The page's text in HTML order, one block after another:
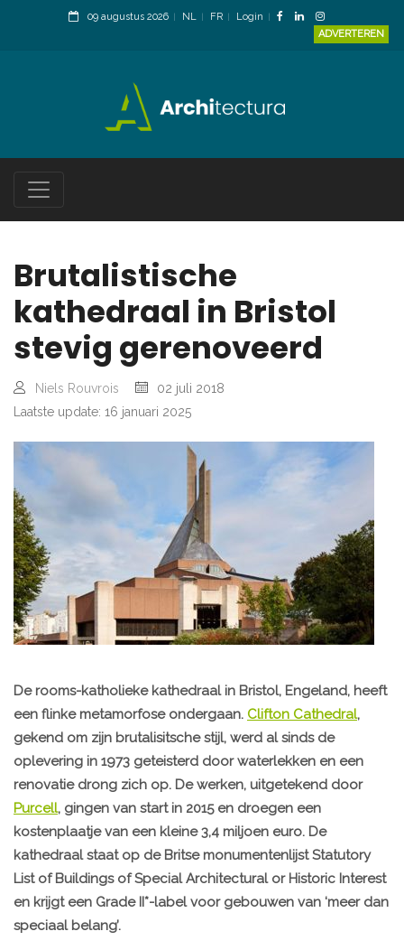
09 augustus 2026 NL FR
Login
ADVERTEREN
Brutalistische
kathedraal in Bristol
stevig gerenoveerd
Niels Rouvrois
02 juli 2018
Laatste update: 16 januari 2025
De rooms-katholieke kathedraal in Bristol, Engeland, heeft
een flinke metamorfose ondergaan. Clifton Cathedral,
gekend om zijn brutalisitsche stijl, werd al sinds de
oplevering in 1973 geteisterd door waterlekken en een
renovatie drong zich op. De werken, uitgetekend door
Purcell, gingen van start in 2015 en droegen een
kostenplaatje van een kleine 3,4 miljoen euro. De
kathedraal staat op de Britse monumentenlijst Statutory
List of Buildings of Special Architectural or Historic Interest
en krijgt een Grade II*-label voor gebouwen van ‘meer dan
speciaal belang’.